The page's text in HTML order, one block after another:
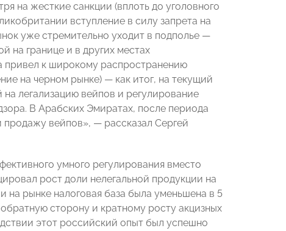
на жесткие санкции (вплоть до уголовного
вступление в силу запрета на
уже стремительно уходит в подполье —
на границе и в других местах
привел к широкому распространению
на черном рынке) — как итог, на текущий
легализацию вейпов и регулирование
В Арабских Эмиратах, после периода
продажу вейпов», — рассказал Сергей
умного регулирования вместо
рост доли нелегальной продукции на
на рынке налоговая база была уменьшена в 5
сторону и кратному росту акцизных
этот российский опыт был успешно